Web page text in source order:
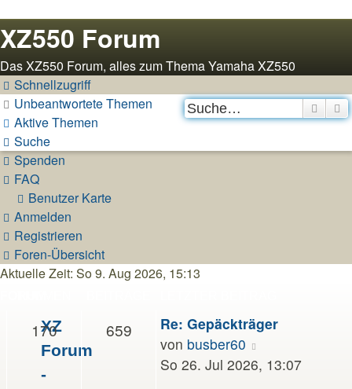
XZ550 Forum
Das XZ550 Forum, alles zum Thema Yamaha XZ550
Suche
Schnellzugriff
Unbeantwortete Themen
Aktive Themen
Suche
Spenden
FAQ
Benutzer Karte
Anmelden
Registrieren
Foren-Übersicht
Aktuelle Zeit: So 9. Aug 2026, 15:13
XZ
Forum
-
170 659
Re: Gepäckträger
von busber60
Beitrag
So 26. Jul 2026, 13:07